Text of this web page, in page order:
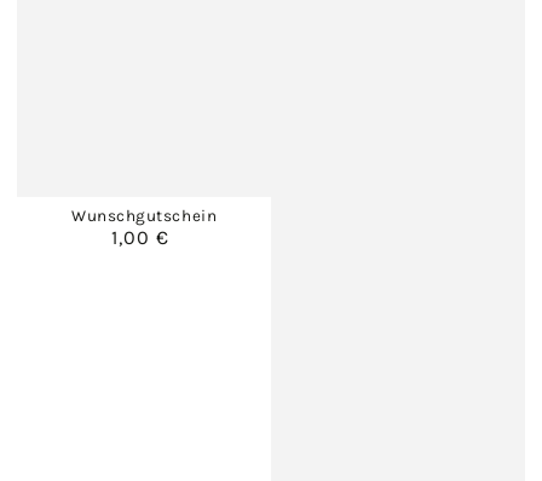
Wunschgutschein
Regulärer
1,00 €